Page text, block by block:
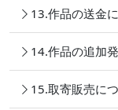
13.作品の送金
14.作品の追加
15.取寄販売に